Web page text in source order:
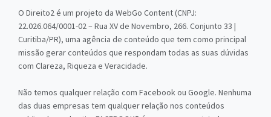
O Direito2 é um projeto da WebGo Content (CNPJ:
22.026.064/0001-02 – Rua XV de Novembro, 266. Conjunto 33 |
Curitiba/PR), uma agência de conteúdo que tem como principal
missão gerar conteúdos que respondam todas as suas dúvidas
com Clareza, Riqueza e Veracidade.
Não temos qualquer relação com Facebook ou Google. Nenhuma
das duas empresas tem qualquer relação nos conteúdos